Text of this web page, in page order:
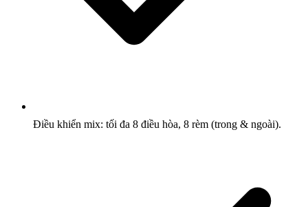
Điều khiển mix: tối đa 8 điều hòa, 8 rèm (trong & ngoài).